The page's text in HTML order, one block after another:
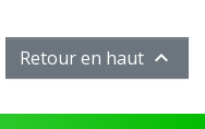
Retour en haut 